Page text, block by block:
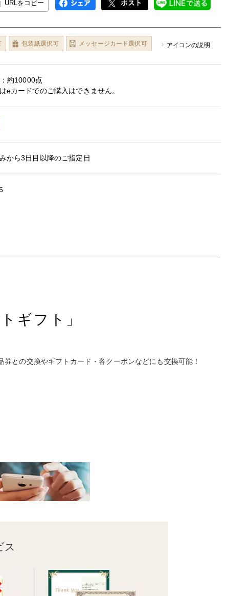
URLをコピー
包装紙選択可 メッセージカード選択可 アイコンの説明
約10000点
eカードでのご購入はできません。
から3日目以降のご指定日
ギフト」
との交換やギフトカード・各クーポンなどにも交換可能！
ス